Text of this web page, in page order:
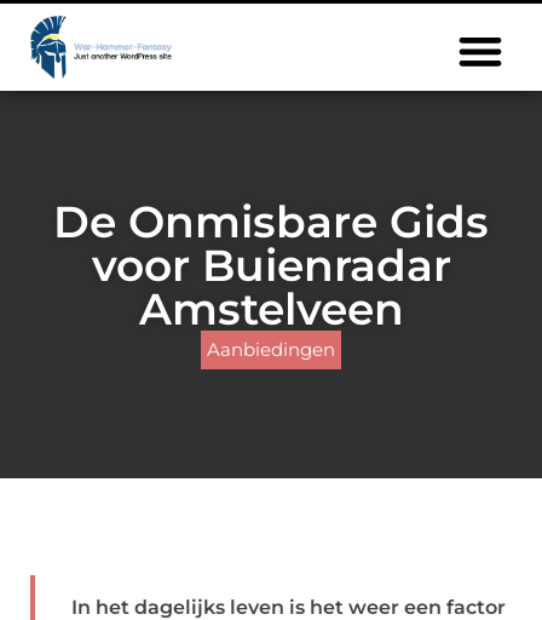
De Onmisbare Gids
voor Buienradar
Amstelveen
Aanbiedingen
In het dagelijks leven is het weer een factor